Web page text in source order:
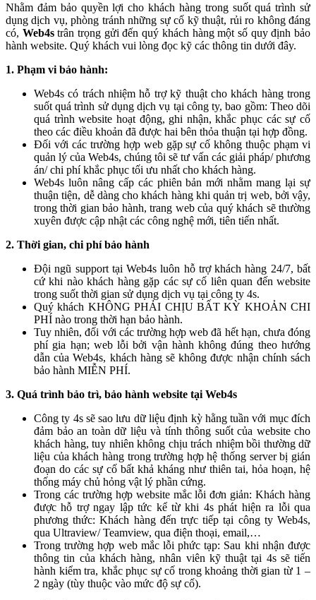
Nhằm đảm bảo quyền lợi cho khách hàng trong suốt quá trình sử
dụng dịch vụ, phòng tránh những sự cố kỹ thuật, rủi ro không đáng
có, Web4strân trọng gửi đến quý khách hàng một số quy định bảo
hành website. Quý khách vui lòng đọc kỹ các thông tin dưới đây.
1. Phạm vi bảo hành:
Web4s có trách nhiệm hỗ trợ kỹ thuật cho khách hàng trong
suốt quá trình sử dụng dịch vụ tại công ty, bao gồm: Theo dõi
quá trình website hoạt động, ghi nhận, khắc phục các sự cố
theo các điều khoản đã được hai bên thỏa thuận tại hợp đồng.
Đối với các trường hợp web gặp sự cố không thuộc phạm vi
quản lý của Web4s, chúng tôi sẽ tư vấn các giải pháp/ phương
án/ chi phí khắc phục tối ưu nhất cho khách hàng.
Web4s luôn nâng cấp các phiên bản mới nhằm mang lại sự
thuận tiện, dễ dàng cho khách hàng khi quản trị web, bởi vậy,
trong thời gian bảo hành, trang web của quý khách sẽ thường
xuyên được cập nhật các công nghệ mới, tiên tiến nhất.
2. Thời gian, chi phí bảo hành
Đội ngũ support tại Web4s luôn hỗ trợ khách hàng 24/7, bất
cứ khi nào khách hàng gặp các sự cố liên quan đến website
trong suốt thời gian sử dụng dịch vụ tại công ty 4s.
Quý khách KHÔNG PHẢI CHỊU BẤT KỲ KHOẢN CHI
PHÍ nào trong thời hạn bảo hành.
Tuy nhiên, đối với các trường hợp web đã hết hạn, chưa đóng
phí gia hạn; web lỗi bởi vận hành không đúng theo hướng
dẫn của Web4s, khách hàng sẽ không được nhận chính sách
bảo hành MIỄN PHÍ.
3. Quá trình bảo trì, bảo hành website tại Web4s
Công ty 4s sẽ sao lưu dữ liệu định kỳ hằng tuần với mục đích
đảm bảo an toàn dữ liệu và tính thông suốt của website cho
khách hàng, tuy nhiên không chịu trách nhiệm bồi thường dữ
liệu của khách hàng trong trường hợp hệ thống server bị gián
đoạn do các sự cố bất khả kháng như thiên tai, hỏa hoạn, hệ
thống máy chủ hỏng vật lý phần cứng.
Trong các trường hợp website mắc lỗi đơn giản: Khách hàng
được hỗ trợ ngay lập tức kể từ khi 4s phát hiện ra lỗi qua
phương thức: Khách hàng đến trực tiếp tại công ty Web4s,
qua Ultraview/ Teamview, qua điện thoại, email,…
Trong trường hợp web mắc lỗi phức tạp: Sau khi nhận được
thông tin của khách hàng, nhân viên kỹ thuật tại 4s sẽ tiến
hành kiểm tra, khắc phục sự cố trong khoảng thời gian từ 1 –
2 ngày (tùy thuộc vào mức độ sự cố).